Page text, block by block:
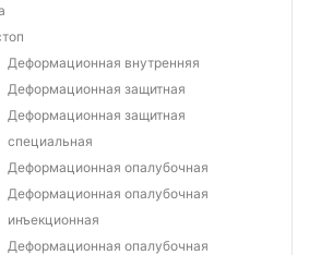
Деформационная внутренняя
Деформационная защитная
Деформационная защитная
специальная
Деформационная опалубочная
Деформационная опалубочная
инъекционная
Деформационная опалубочная